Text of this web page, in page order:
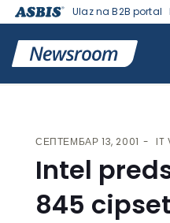
Ulaz na B2B portal
СЕПТЕМБАР 13, 2001 IT
Intel
845 cipset